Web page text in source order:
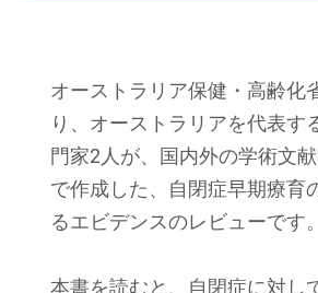
オーストラリア保健・高齢化
り、オーストラリアを代表す
門家2人が、国内外の学術文
で作成した、自閉症早期療育
るエビデンスのレビューです。
本書を読むと、自閉症に対し